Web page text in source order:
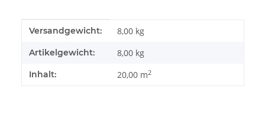
Produkteigenschaft
Wert
Versandgewicht: 8,00 kg
Artikelgewicht: 8,00 kg
Inhalt: 20,00 m2